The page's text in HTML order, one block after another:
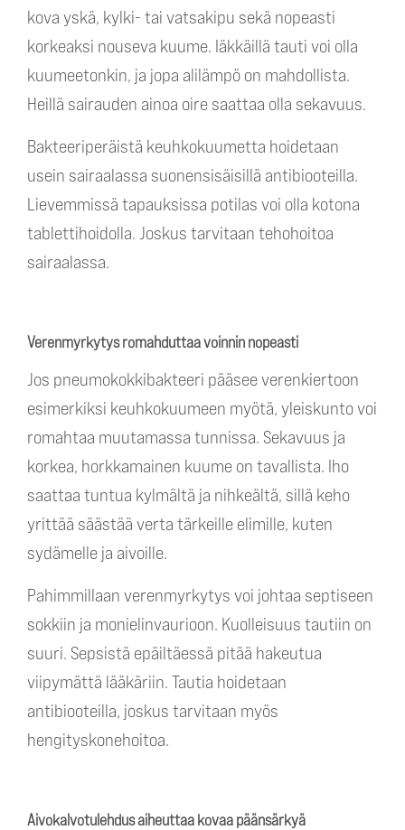
kova yskä, kylki- tai vatsakipu sekä nopeasti
korkeaksi nouseva kuume. Iäkkäillä tauti voi olla
kuumeetonkin, ja jopa alilämpö on mahdollista.
Heillä sairauden ainoa oire saattaa olla sekavuus.
Bakteeriperäistä keuhkokuumetta hoidetaan
usein sairaalassa suonensisäisillä antibiooteilla.
Lievemmissä tapauksissa potilas voi olla kotona
tablettihoidolla. Joskus tarvitaan tehohoitoa
sairaalassa.
Verenmyrkytys romahduttaa voinnin nopeasti
Jos pneumokokkibakteeri pääsee verenkiertoon
esimerkiksi keuhkokuumeen myötä, yleiskunto voi
romahtaa muutamassa tunnissa. Sekavuus ja
korkea, horkkamainen kuume on tavallista. Iho
saattaa tuntua kylmältä ja nihkeältä, sillä keho
yrittää säästää verta tärkeille elimille, kuten
sydämelle ja aivoille.
Pahimmillaan verenmyrkytys voi johtaa septiseen
sokkiin ja monielinvaurioon. Kuolleisuus tautiin on
suuri. Sepsistä epäiltäessä pitää hakeutua
viipymättä lääkäriin. Tautia hoidetaan
antibiooteilla, joskus tarvitaan myös
hengityskonehoitoa.
Aivokalvotulehdus aiheuttaa kovaa päänsärkyä